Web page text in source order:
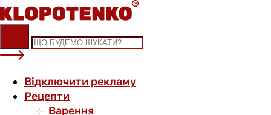
Skip
to
content
Відключити рекламу
Рецепти
Варення